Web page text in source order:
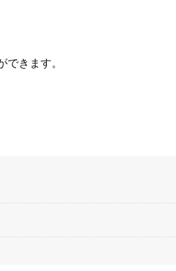
できます。